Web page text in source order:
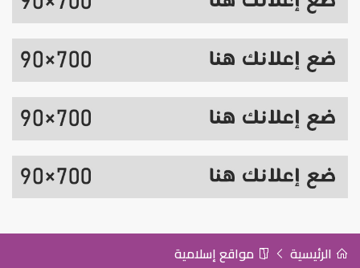
الرئيسية مواقع إسلامية